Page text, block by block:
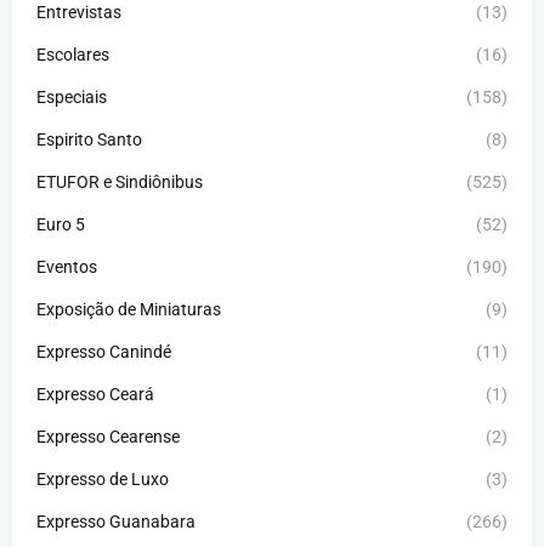
Entrevistas (13)
Escolares (16)
Especiais (158)
Espirito Santo (8)
ETUFOR e Sindiônibus (525)
Euro 5 (52)
Eventos (190)
Exposição de Miniaturas (9)
Expresso Canindé (11)
Expresso Ceará (1)
Expresso Cearense (2)
Expresso de Luxo (3)
Expresso Guanabara (266)